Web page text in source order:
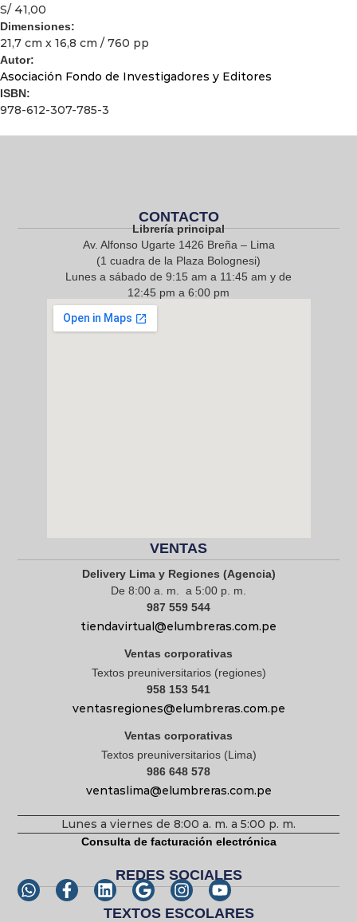
S/ 41,00
Dimensiones:
21,7 cm x 16,8 cm / 760 pp
Autor:
Asociación Fondo de Investigadores y Editores
ISBN:
978-612-307-785-3
CONTACTO
Librería principal
Av. Alfonso Ugarte 1426 Breña – Lima
(1 cuadra de la Plaza Bolognesi)
Lunes a sábado de 9:15 am a 11:45 am y de
12:45 pm a 6:00 pm
968 217 912
VENTAS
Delivery Lima y Regiones (Agencia)
De 8:00 a. m. a 5:00 p. m.
987 559 544
tiendavirtual@elumbreras.com.pe
Ventas corporativas
Textos preuniversitarios (regiones)
958 153 541
ventasregiones@elumbreras.com.pe
Ventas corporativas
Textos preuniversitarios (Lima)
986 648 578
ventaslima@elumbreras.com.pe
Lunes a viernes de 8:00 a. m. a 5:00 p. m.
Consulta de facturación electrónica
REDES SOCIALES
TEXTOS ESCOLARES